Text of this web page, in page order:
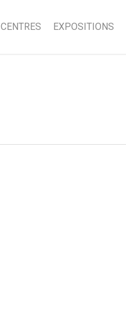
CENTRES EXPOSITIONS